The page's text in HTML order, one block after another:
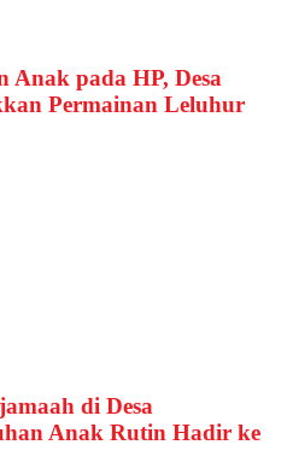
pada HP, Desa
Permainan Leluhur
di Desa
Anak Rutin Hadir ke